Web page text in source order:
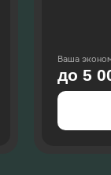
Ваша
до 5